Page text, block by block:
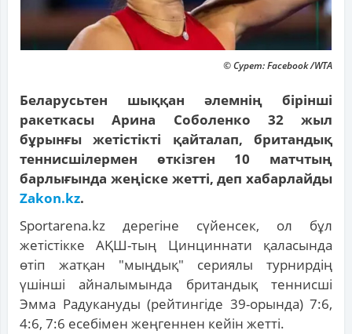
© Сурет: Facebook /WTA
Беларусьтен шыққан әлемнің бірінші
ракеткасы Арина Соболенко 32 жыл
бұрынғы жетістікті қайталап, британдық
теннисшілермен өткізген 10 матчтың
барлығында жеңіске жетті, деп хабарлайды
Zakon.kz.
Sportarena.kz дерегіне сүйенсек, ол бұл
жетістікке АҚШ-тың Цинциннати қаласында
өтіп жатқан "мыңдық" сериялы турнирдің
үшінші айналымында британдық теннисші
Эмма Радукануды (рейтингіде 39-орында) 7:6,
4:6, 7:6 есебімен жеңгеннен кейін жетті.